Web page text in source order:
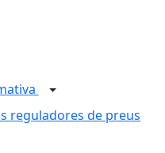
reguladores de preus